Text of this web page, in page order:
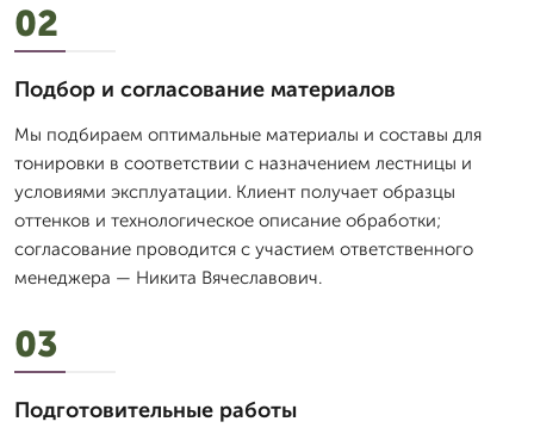
02
Подбор и согласование материалов
Мы подбираем оптимальные материалы и составы для
тонировки в соответствии с назначением лестницы и
условиями эксплуатации. Клиент получает образцы
оттенков и технологическое описание обработки;
согласование проводится с участием ответственного
менеджера — Никита Вячеславович.
03
Подготовительные работы